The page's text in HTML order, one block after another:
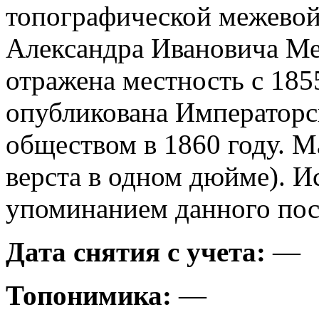
топографической
Александра Ивановича
отражена местность с
опубликована
обществом в 1860 году.
верста в одном дюйме).
упоминанием данного
Дата снятия с учета: —
Топонимика: —